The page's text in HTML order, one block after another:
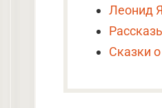
Леонид
Сказки